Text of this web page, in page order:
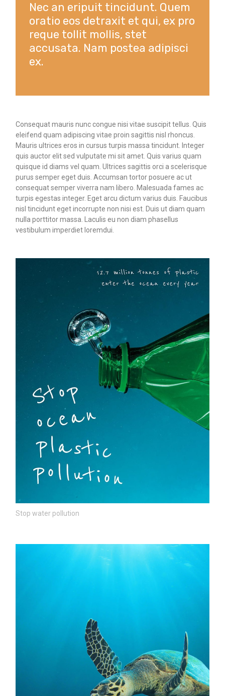
Nec an eripuit tincidunt. Quem
oratio eos detraxit et qui, ex pro
reque tollit mollis, stet
accusata. Nam postea adipisci
ex.
Consequat mauris nunc congue nisi vitae suscipit tellus. Quis
eleifend quam adipiscing vitae proin sagittis nisl rhoncus.
Mauris ultrices eros in cursus turpis massa tincidunt. Integer
quis auctor elit sed vulputate mi sit amet. Quis varius quam
quisque id diams vel quam. Ultrices sagittis orci a scelerisque
purus semper eget duis. Accumsan tortor posuere ac ut
consequat semper viverra nam libero. Malesuada fames ac
turpis egestas integer. Eget arcu dictum varius duis. Faucibus
nisl tincidunt eget incorrupte non nisi est. Duis ut diam quam
nulla porttitor massa. Laculis eu non diam phasellus
vestibulum imperdiet loremdui.
Stop water pollution